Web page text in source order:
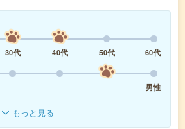
30代 40代 50代
60代
男性
もっと見る